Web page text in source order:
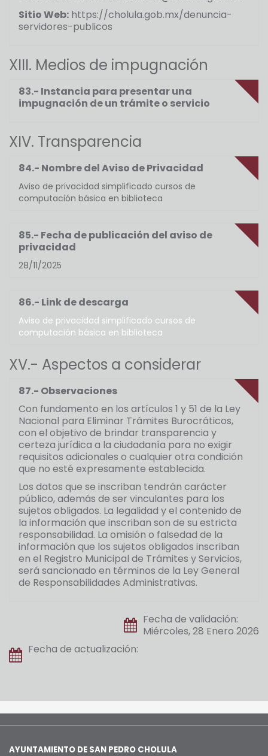
Sitio Web: https://cholula.gob.mx/denuncia-
servidores-publicos
XIII. Medios de impugnación
83.- Instancia para presentar una
impugnación de un trámite o servicio
XIV. Transparencia
84.- Nombre del Aviso de Privacidad
Aviso de privacidad simplificado cursos de
computación básica en biblioteca
85.- Fecha de publicación del aviso de
privacidad
28/11/2025
86.- Link de descarga
Aviso de privacidad simplificado cursos de
computación básica en biblioteca
XV.- Aspectos a considerar
87.- Observaciones
Con fundamento en los artículos 1 y 51 de la Ley
Nacional para Eliminar Trámites Burocráticos,
con el objetivo de brindar transparencia y
certeza jurídica a la ciudadanía para no exigir
requisitos adicionales o cualquier otra condición
que no esté expresamente establecida.
Los datos que se inscriban tendrán carácter
público, además de ser vinculantes para los
sujetos obligados. La legalidad y el contenido de
la información que inscriban son de su estricta
responsabilidad. La omisión o falsedad de la
información que los sujetos obligados inscriban
en el Registro Municipal de Trámites y Servicios,
será sancionado en términos de la Ley General
de Responsabilidades Administrativas.
Fecha de validación:
Miércoles, 28 Enero 2026
Fecha de actualización:
AYUNTAMIENTO DE SAN PEDRO CHOLULA